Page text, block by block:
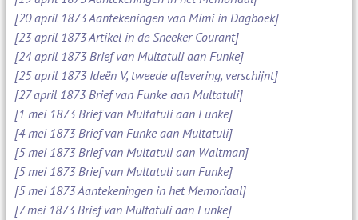
[20 april 1873 Aantekeningen van Mimi in Dagboek]
[23 april 1873 Artikel in de Sneeker Courant]
[24 april 1873 Brief van Multatuli aan Funke]
[25 april 1873 Ideën V, tweede aflevering, verschijnt]
[27 april 1873 Brief van Funke aan Multatuli]
[1 mei 1873 Brief van Multatuli aan Funke]
[4 mei 1873 Brief van Funke aan Multatuli]
[5 mei 1873 Brief van Multatuli aan Waltman]
[5 mei 1873 Brief van Multatuli aan Funke]
[5 mei 1873 Aantekeningen in het Memoriaal]
[7 mei 1873 Brief van Multatuli aan Funke]